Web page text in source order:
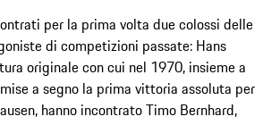
per la prima volta due colossi delle
di competizioni passate: Hans
originale con cui nel 1970, insieme a
a segno la prima vittoria assoluta per
hanno incontrato Timo Bernhard,